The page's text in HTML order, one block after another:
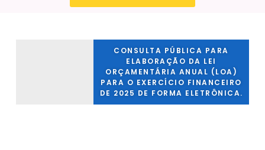
CONSULTA PÚBLICA PARA
ELABORAÇÃO DA LEI
ORÇAMENTÁRIA ANUAL (LOA)
PARA O EXERCÍCIO FINANCEIRO
DE 2025 DE FORMA ELETRÔNICA.